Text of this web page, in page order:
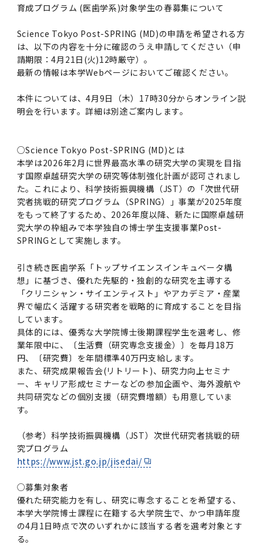
育成プログラム (医歯学系)対象学生の春募集について
Science Tokyo Post-SPRING (MD)の申請を希望される方
は、以下の内容を十分に確認のうえ申請してください（申
請期限：4月21日(火)12時厳守）。
最新の情報は本学Webページにおいてご確認ください。
本件については、4月9日（木）17時30分からオンライン説
明会を行います。詳細は別途ご案内します。
○Science Tokyo Post-SPRING (MD)とは
本学は2026年2月に世界最高水準の研究大学の実現を目指
す国際卓越研究大学の研究等体制強化計画が認可されまし
た。これにより、科学技術振興機構（JST）の「次世代研
究者挑戦的研究プログラム（SPRING）」事業が2025年度
をもって終了するため、2026年度以降、新たに国際卓越研
究大学の枠組みで本学独自の博士学生支援事業Post-
SPRINGとして実施します。
引き続き医歯学系「トップサイエンスインキュベータ構
想」に基づき、優れた先駆的・独創的な研究を主導する
「クリニシャン・サイエンティスト」やアカデミア・産業
界で幅広く活躍する研究者を戦略的に育成することを目指
しています。
具体的には、優秀な大学院博士後期課程学生を選考し、修
業年限中に、〔生活費（研究専念支援金）〕を毎月18万
円、〔研究費〕を年間標準40万円支給します。
また、研究成果報告会(リトリート)、研究力向上セミナ
ー、キャリア形成セミナーなどの参加企画や、海外渡航や
共同研究などの個別支援（研究費増額）も用意していま
す。
（参考）科学技術振興機構（JST）次世代研究者挑戦的研
究プログラム
https://www.jst.go.jp/jisedai/
○募集対象者
優れた研究能力を有し、研究に専念することを希望する、
本学大学院博士課程に在籍する大学院生で、かつ申請年度
の4月1日時点で次のいずれかに該当する者を選考対象とす
る。